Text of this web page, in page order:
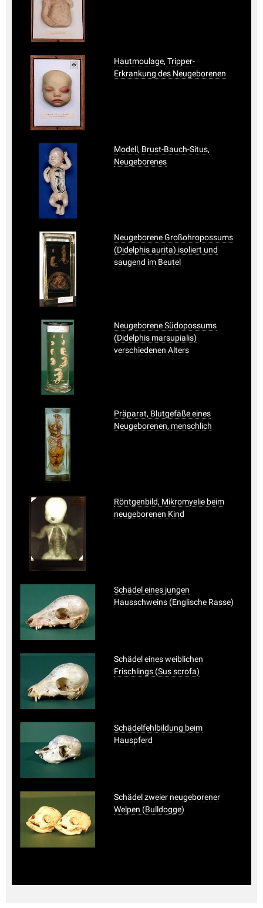
Hautmoulage, Tripper-
Erkrankung des Neugeborenen
Modell, Brust-Bauch-Situs,
Neugeborenes
Neugeborene Großohropossums
(Didelphis aurita) isoliert und
saugend im Beutel
Neugeborene Südopossums
(Didelphis marsupialis)
verschiedenen Alters
Präparat, Blutgefäße eines
Neugeborenen, menschlich
Röntgenbild, Mikromyelie beim
neugeborenen Kind
Schädel eines jungen
Hausschweins (Englische Rasse)
Schädel eines weiblichen
Frischlings (Sus scrofa)
Schädelfehlbildung beim
Hauspferd
Schädel zweier neugeborener
Welpen (Bulldogge)